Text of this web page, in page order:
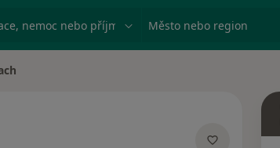
nemoc nebo příjmení Město nebo region